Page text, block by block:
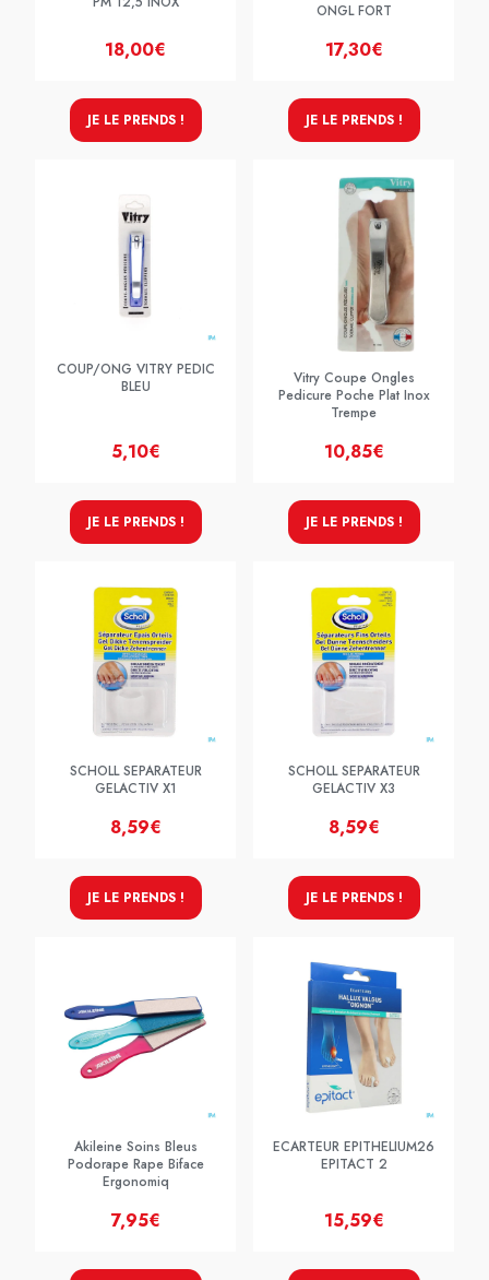
18,00€
JE LE PRENDS !
ONGL FORT
17,30€
JE LE PRENDS !
COUP/ONG VITRY PEDIC
BLEU
5,10€
JE LE PRENDS !
Vitry Coupe Ongles
Pedicure Poche Plat Inox
Trempe
10,85€
JE LE PRENDS !
SCHOLL SEPARATEUR
GELACTIV X1
8,59€
JE LE PRENDS !
SCHOLL SEPARATEUR
GELACTIV X3
8,59€
JE LE PRENDS !
Akileine Soins Bleus
Podorape Rape Biface
Ergonomiq
7,95€
ECARTEUR EPITHELIUM26
EPITACT 2
15,59€